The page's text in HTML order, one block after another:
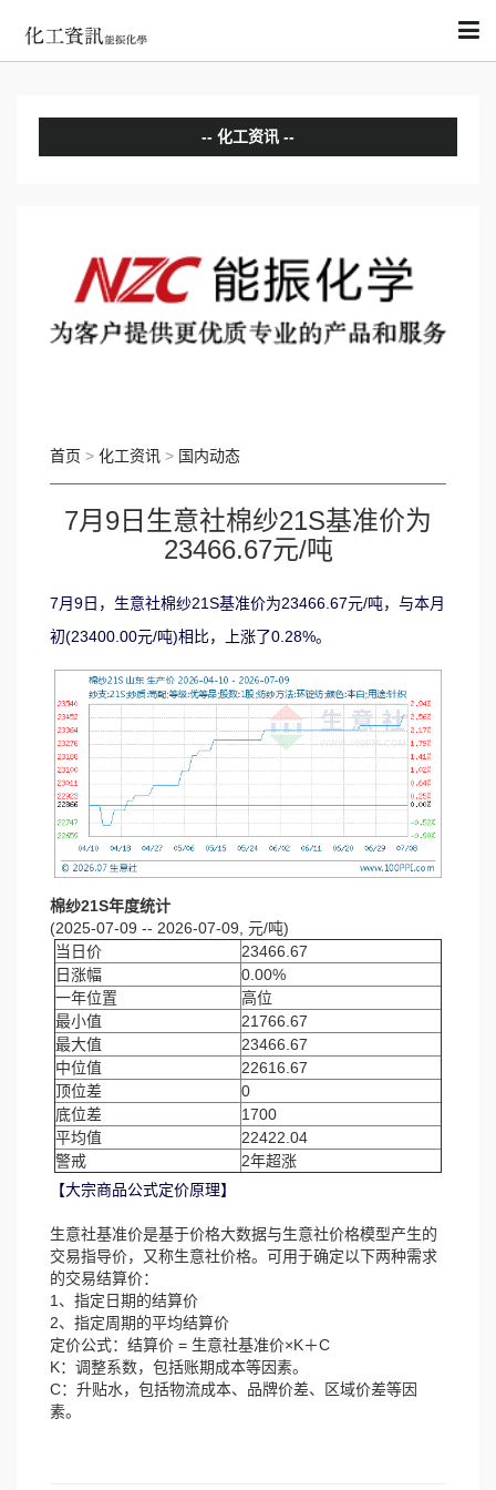
化工资讯
国际动态
首页 > 化工资讯 > 国内动态
7月9日生意社棉纱21S基准价为
23466.67元/吨
7月9日，生意社棉纱21S基准价为23466.67元/吨，与本月
初(23400.00元/吨)相比，上涨了0.28%。
棉纱21S年度统计
(2025-07-09 -- 2026-07-09, 元/吨)
当日价
23466.67
日涨幅
0.00%
一年位置
高位
最小值
21766.67
最大值
23466.67
中位值
22616.67
顶位差
0
底位差
1700
平均值
22422.04
警戒
2年超涨
【大宗商品公式定价原理】
生意社基准价是基于价格大数据与生意社价格模型产生的
交易指导价，又称生意社价格。可用于确定以下两种需求
的交易结算价：
1、指定日期的结算价
2、指定周期的平均结算价
定价公式：结算价 = 生意社基准价×K＋C
K：调整系数，包括账期成本等因素。
C：升贴水，包括物流成本、品牌价差、区域价差等因
素。